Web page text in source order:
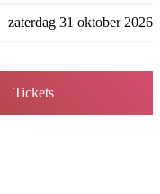
zaterdag 31 oktober 2026
Tickets